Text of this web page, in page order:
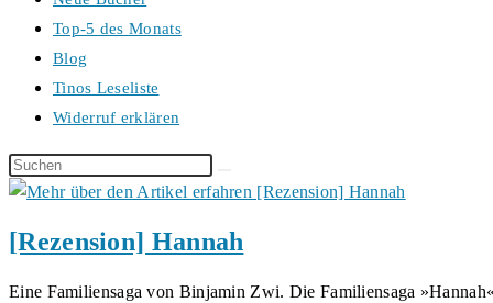
Top-5 des Monats
Blog
Tinos Leseliste
Widerruf erklären
Diese
Website
[Rezension] Hannah
Eine Familiensaga von Binjamin Zwi. Die Familiensaga